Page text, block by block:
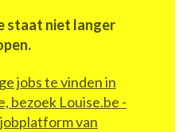
staat niet langer
jobs te vinden in
bezoek Louise.be -
van